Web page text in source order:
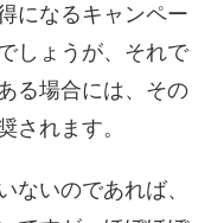
になるキャンペー
しょうが、それで
る場合には、その
されます。
ないのであれば、